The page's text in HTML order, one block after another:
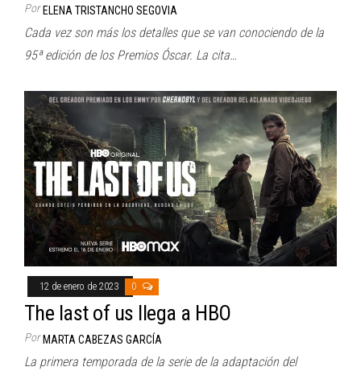
Por ELENA TRISTANCHO SEGOVIA
Cada vez son más los detalles que se van conociendo de la
95ª edición de los Premios Óscar. La cita…
12 de enero de 2023 0
The last of us llega a HBO
Por MARTA CABEZAS GARCÍA
La primera temporada de la serie de la adaptación del